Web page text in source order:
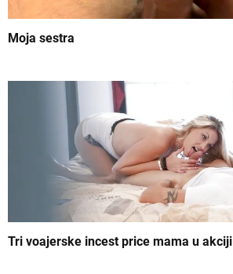
Moja sestra
Tri voajerske incest price mama u akciji